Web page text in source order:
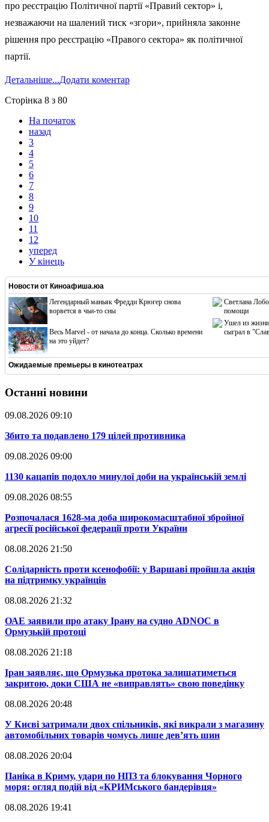
про реєстрацію Політичної партії «Правий сектор» і,
незважаючи на шалений тиск «згори», прийняла законне
рішення про реєстрацію «Правого сектора» як політичної
партії.
Детальніше...Додати коментар
Сторінка 8 з 80
На початок
назад
3
4
5
6
7
8
9
10
11
12
уперед
У кінець
Новости от Киноафиша.юа
Легендарный маньяк Фредди Крюгер снова
ворвется в чьи-то сны
Весь Marvel - от начала до конца. Сколько времени
на это уйдет?
Светлана
помощи
Ушел из жизни
сыграл в
Ожидаемые премьеры в кинотеатрах
Останні новини
09.08.2026 09:10
​Збито та подавлено 179 цілей противника
09.08.2026 09:00
​1130 кацапів подохло минулої доби на українській землі
09.08.2026 08:55
​Розпочалася 1628-ма доба широкомасштабної збройної
агресії російської федерації проти України
08.08.2026 21:50
​Солідарність проти ксенофобії: у Варшаві пройшла акція
на підтримку українців
08.08.2026 21:32
​ОАЕ заявили про атаку Ірану на судно ADNOC в
Ормузькій протоці
08.08.2026 21:18
​Іран заявляє, що Ормузька протока залишатиметься
закритою, доки США не «виправлять» свою поведінку
08.08.2026 20:48
​У Києві затримали двох спільників, які викрали з магазину
автомобільних товарів чомусь лише дев’ять шин
08.08.2026 20:04
Паніка в Криму, удари по НПЗ та блокування Чорного
моря: огляд подій від «КРИМського бандерівця»
08.08.2026 19:41